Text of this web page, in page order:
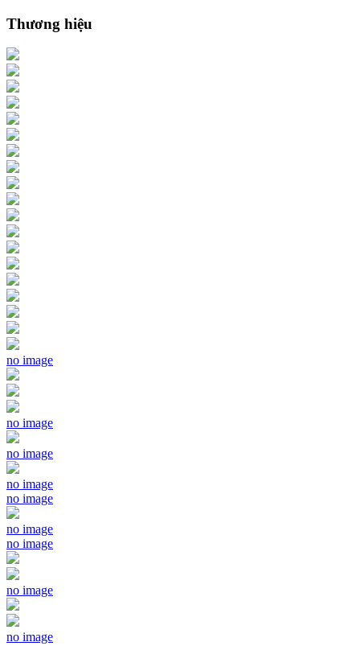
Thương hiệu
no image
no image
no image
no image
no image
no image
no image
no image
no image